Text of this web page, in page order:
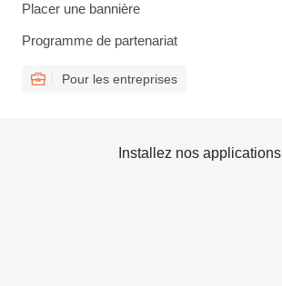
Placer une bannière
Programme de partenariat
Pour les entreprises
Installez nos applications